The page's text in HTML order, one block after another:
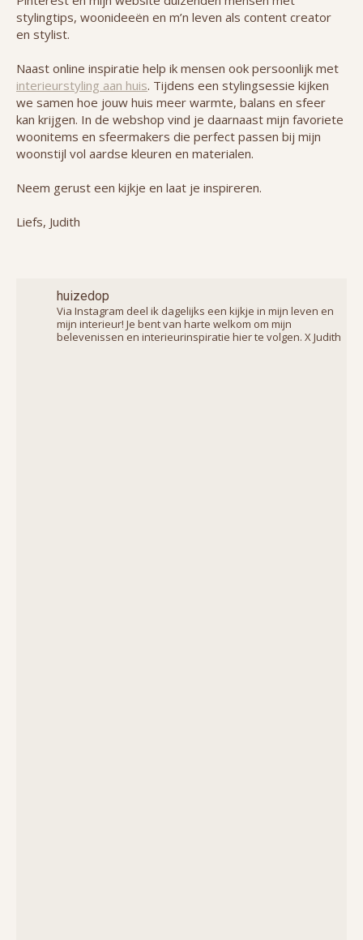
stylingtips, woonideeën en m’n leven als content creator
en stylist.
Naast online inspiratie help ik mensen ook persoonlijk met
interieurstyling aan huis. Tijdens een stylingsessie kijken
we samen hoe jouw huis meer warmte, balans en sfeer
kan krijgen. In de webshop vind je daarnaast mijn favoriete
woonitems en sfeermakers die perfect passen bij mijn
woonstijl vol aardse kleuren en materialen.
Neem gerust een kijkje en laat je inspireren.
Liefs, Judith
huizedop
Via Instagram deel ik dagelijks een kijkje in mijn leven en
mijn interieur! Je bent van harte welkom om mijn
belevenissen en interieurinspiratie hier te volgen. X Judith